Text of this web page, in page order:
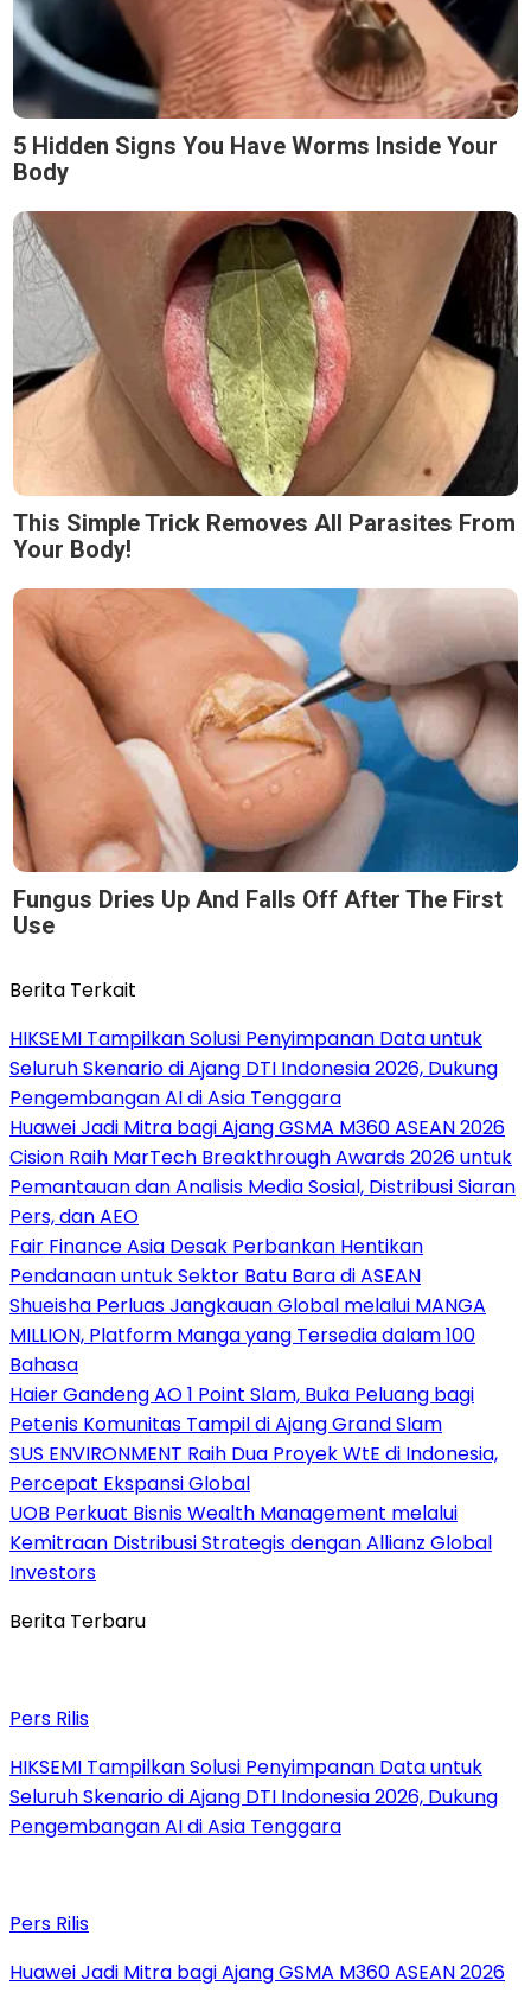
5 Hidden Signs You Have Worms Inside Your
Body
This Simple Trick Removes All Parasites From
Your Body!
Fungus Dries Up And Falls Off After The First
Use
Berita Terkait
HIKSEMI Tampilkan Solusi Penyimpanan Data untuk
Seluruh Skenario di Ajang DTI Indonesia 2026, Dukung
Pengembangan AI di Asia Tenggara
Huawei Jadi Mitra bagi Ajang GSMA M360 ASEAN 2026
Cision Raih MarTech Breakthrough Awards 2026 untuk
Pemantauan dan Analisis Media Sosial, Distribusi Siaran
Pers, dan AEO
Fair Finance Asia Desak Perbankan Hentikan
Pendanaan untuk Sektor Batu Bara di ASEAN
Shueisha Perluas Jangkauan Global melalui MANGA
MILLION, Platform Manga yang Tersedia dalam 100
Bahasa
Haier Gandeng AO 1 Point Slam, Buka Peluang bagi
Petenis Komunitas Tampil di Ajang Grand Slam
SUS ENVIRONMENT Raih Dua Proyek WtE di Indonesia,
Percepat Ekspansi Global
UOB Perkuat Bisnis Wealth Management melalui
Kemitraan Distribusi Strategis dengan Allianz Global
Investors
Berita Terbaru
Pers Rilis
HIKSEMI Tampilkan Solusi Penyimpanan Data untuk
Seluruh Skenario di Ajang DTI Indonesia 2026, Dukung
Pengembangan AI di Asia Tenggara
Pers Rilis
Huawei Jadi Mitra bagi Ajang GSMA M360 ASEAN 2026